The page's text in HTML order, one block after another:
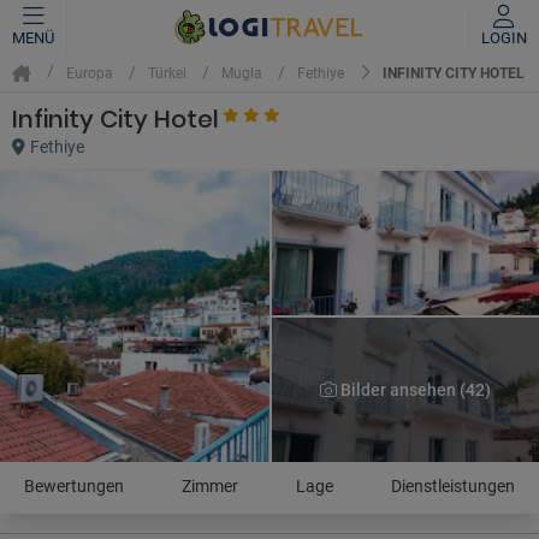
MENÜ LOGIN
Europa Türkei Mugla Fethiye INFINITY CITY HOTEL
Infinity City Hotel
Fethiye
Bilder ansehen (42)
Bewertungen Zimmer Lage Dienstleistungen